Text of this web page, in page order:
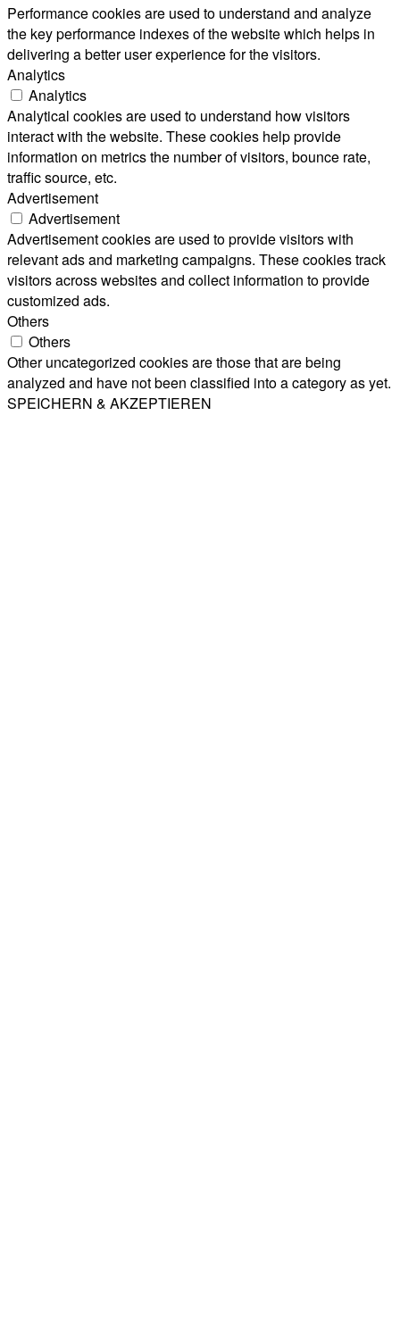
Performance cookies are used to understand and analyze
the key performance indexes of the website which helps in
delivering a better user experience for the visitors.
Analytics
Analytics
Analytical cookies are used to understand how visitors
interact with the website. These cookies help provide
information on metrics the number of visitors, bounce rate,
traffic source, etc.
Advertisement
Advertisement
Advertisement cookies are used to provide visitors with
relevant ads and marketing campaigns. These cookies track
visitors across websites and collect information to provide
customized ads.
Others
Others
Other uncategorized cookies are those that are being
analyzed and have not been classified into a category as yet.
SPEICHERN & AKZEPTIEREN